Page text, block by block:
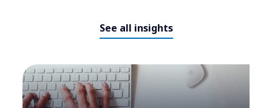
See all insights